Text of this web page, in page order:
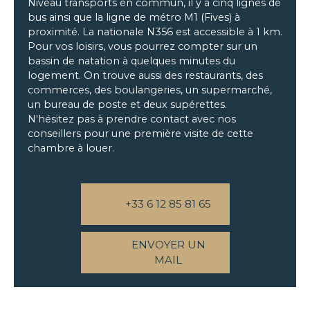
Niveau transports en commun, il y a cinq lignes de
bus ainsi que la ligne de métro M1 (Fives) à
proximité. La nationale N356 est accessible à 1 km.
Pour vos loisirs, vous pourrez compter sur un
bassin de natation à quelques minutes du
logement. On trouve aussi des restaurants, des
commerces, des boulangeries, un supermarché,
un bureau de poste et deux supérettes.
N'hésitez pas à prendre contact avec nos
conseillers pour une première visite de cette
chambre à louer.
+33 6 12 85 81 65
ENVOYER UN
MAIL